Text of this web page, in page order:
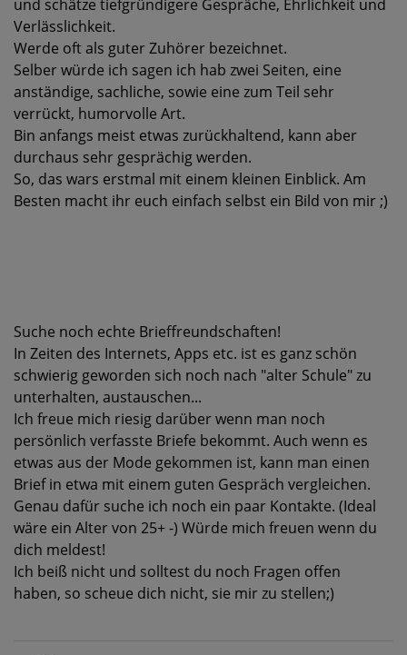
und schätze tiefgründigere Gespräche, Ehrlichkeit und
Verlässlichkeit.
Werde oft als guter Zuhörer bezeichnet.
Selber würde ich sagen ich hab zwei Seiten, eine
anständige, sachliche, sowie eine zum Teil sehr
verrückt, humorvolle Art.
Bin anfangs meist etwas zurückhaltend, kann aber
durchaus sehr gesprächig werden.
So, das wars erstmal mit einem kleinen Einblick. Am
Besten macht ihr euch einfach selbst ein Bild von mir ;)
Suche noch echte Brieffreundschaften!
In Zeiten des Internets, Apps etc. ist es ganz schön
schwierig geworden sich noch nach "alter Schule" zu
unterhalten, austauschen...
Ich freue mich riesig darüber wenn man noch
persönlich verfasste Briefe bekommt. Auch wenn es
etwas aus der Mode gekommen ist, kann man einen
Brief in etwa mit einem guten Gespräch vergleichen.
Genau dafür suche ich noch ein paar Kontakte. (Ideal
wäre ein Alter von 25+ -) Würde mich freuen wenn du
dich meldest!
Ich beiß nicht und solltest du noch Fragen offen
haben, so scheue dich nicht, sie mir zu stellen;)